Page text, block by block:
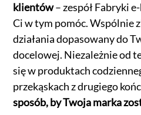
klientów– zespół Fabryki
Ci w tym pomóc. Wspólnie
działania dopasowany do
docelowej. Niezależnie od
się w produktach
przekąskach z drugiego
sposób, by Twoja marka